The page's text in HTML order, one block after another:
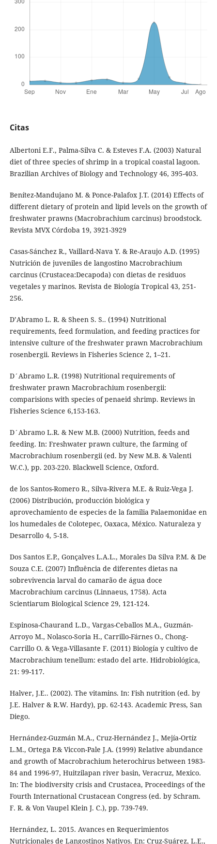
Citas
Albertoni E.F., Palma-Silva C. & Esteves F.A. (2003) Natural
diet of three species of shrimp in a tropical coastal lagoon.
Brazilian Archives of Biology and Technology 46, 395-403.
Benítez-Mandujano M. & Ponce-Palafox J.T. (2014) Effects of
different dietary of protein and lipid levels on the growth of
freshwater prawns (Macrobrachium carcinus) broodstock.
Revista MVX Córdoba 19, 3921-3929
Casas-Sánchez R., Vaillard-Nava Y. & Re-Araujo A.D. (1995)
Nutrición de juveniles de langostino Macrobrachium
carcinus (Crustacea:Decapoda) con dietas de residuos
vegetales y marinos. Revista de Biología Tropical 43, 251-
256.
D’Abramo L. R. & Sheen S. S.. (1994) Nutritional
requirements, feed formulation, and feeding practices for
intensive culture of the freshwater prawn Macrobrachium
rosenbergii. Reviews in Fisheries Science 2, 1–21.
D´Abramo L.R. (1998) Nutritional requirements of
freshwater prawn Macrobrachium rosenbergii:
comparisions with species of penaeid shrimp. Reviews in
Fisheries Science 6,153-163.
D´Abramo L.R. & New M.B. (2000) Nutrition, feeds and
feeding. In: Freshwater prawn culture, the farming of
Macrobrachium rosenbergii (ed. by New M.B. & Valenti
W.C.), pp. 203-220. Blackwell Science, Oxford.
de los Santos-Romero R., Silva-Rivera M.E. & Ruiz-Vega J.
(2006) Distribución, producción biológica y
aprovechamiento de especies de la familia Palaemonidae en
los humedales de Colotepec, Oaxaca, México. Naturaleza y
Desarrollo 4, 5-18.
Dos Santos E.P., Gonçalves L.A.L., Morales Da Silva P.M. & De
Souza C.E. (2007) Influência de diferentes dietas na
sobrevivencia larval do camarão de água doce
Macrobrachium carcinus (Linnaeus, 1758). Acta
Scientiarum Biological Science 29, 121-124.
Espinosa-Chaurand L.D., Vargas-Ceballos M.A., Guzmán-
Arroyo M., Nolasco-Soria H., Carrillo-Fárnes O., Chong-
Carrillo O. & Vega-Villasante F. (2011) Biología y cultivo de
Macrobrachium tenellum: estado del arte. Hidrobiológica,
21: 99-117.
Halver, J.E.. (2002). The vitamins. In: Fish nutrition (ed. by
J.E. Halver & R.W. Hardy), pp. 62-143. Academic Press, San
Diego.
Hernández-Guzmán M.A., Cruz-Hernández J., Mejía-Ortíz
L.M., Ortega P.& Viccon-Pale J.A. (1999) Relative abundance
and growth of Macrobrachium heterochirus between 1983-
84 and 1996-97, Huitzilapan river basin, Veracruz, Mexico.
In: The biodiversity crisis and Crustacea, Proceedings of the
Fourth International Crustacean Congress (ed. by Schram.
F. R. & Von Vaupel Klein J. C.), pp. 739-749.
Hernández, L. 2015. Avances en Requerimientos
Nutricionales de Langostinos Nativos. En: Cruz-Suárez, L.E.,